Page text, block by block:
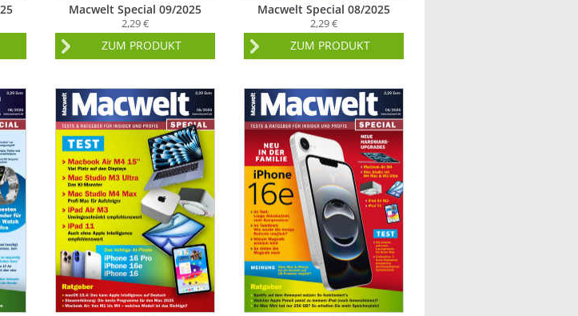
Macwelt Special 09/2025
2,29 €
ZUM PRODUKT
Macwelt Special 08/2025
2,29 €
ZUM PRODUKT